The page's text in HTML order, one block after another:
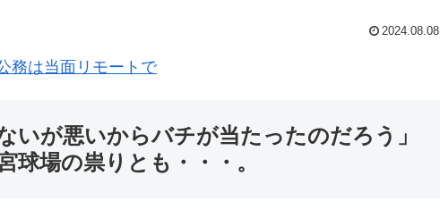
2024.08.08
務は当面リモートで
いが悪いからバチが当たったのだろう」
球場の祟りとも・・・。